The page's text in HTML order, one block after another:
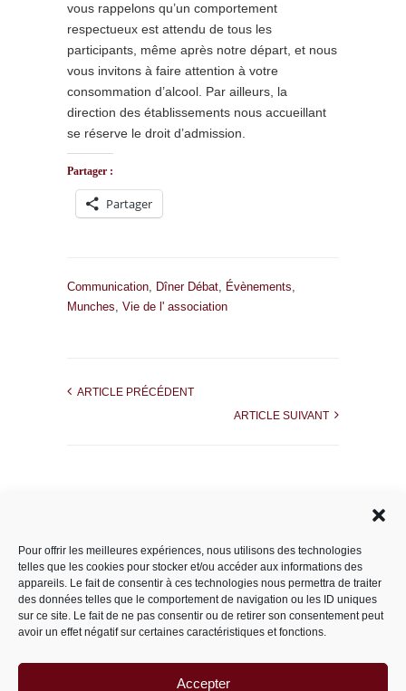
Pour offrir les meilleures expériences, nous utilisons des technologies
telles que les cookies pour stocker et/ou accéder aux informations des
appareils. Le fait de consentir à ces technologies nous permettra de traiter
des données telles que le comportement de navigation ou les ID uniques
sur ce site. Le fait de ne pas consentir ou de retirer son consentement peut
avoir un effet négatif sur certaines caractéristiques et fonctions.
Accepter
vous rappelons qu’un comportement
respectueux est attendu de tous les
participants, même après notre départ, et nous
vous invitons à faire attention à votre
consommation d’alcool. Par ailleurs, la
direction des établissements nous accueillant
se réserve le droit d’admission.
Partager :
Partager
Communication, Dîner Débat, Évènements,
Munches, Vie de l' association
ARTICLE PRÉCÉDENT
ARTICLE SUIVANT
Catégories